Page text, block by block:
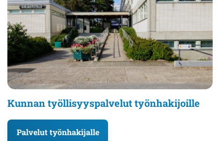
Kunnan työllisyyspalvelut työnhakijoille
Palvelut työnhakijalle